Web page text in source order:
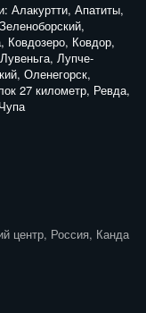
Алакуртти, Апатиты,
Ковдозеро, Ковдор,
Лупче-
Оленегорск,
27 километр, Ревда,
центр, Россия, Канда